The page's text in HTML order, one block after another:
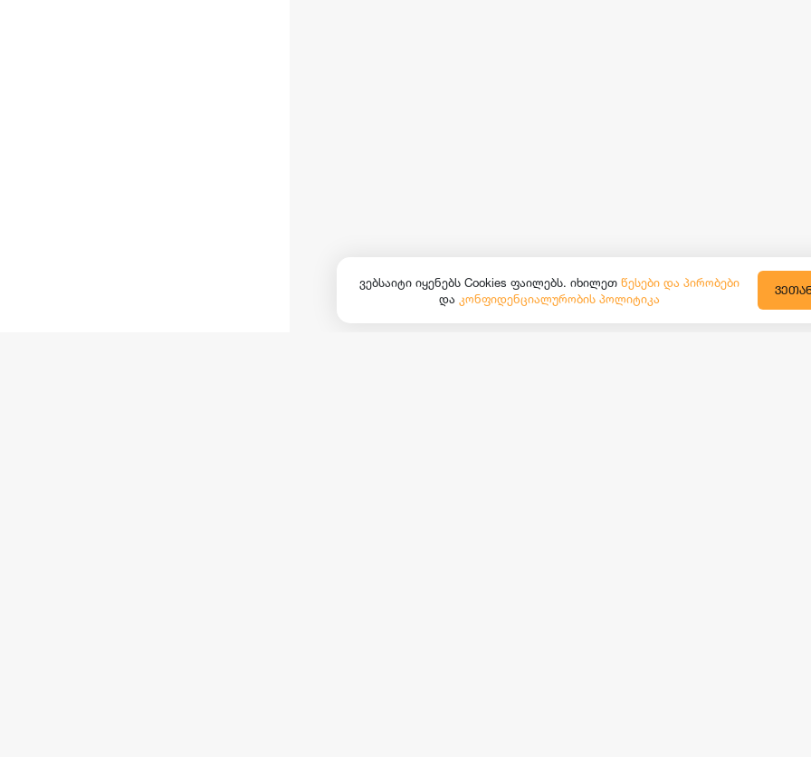
ვებსაიტი იყენებს Cookies ფაილებს. იხილეთ წესები და პირობები
და კონფიდენციალურობის პოლიტიკა